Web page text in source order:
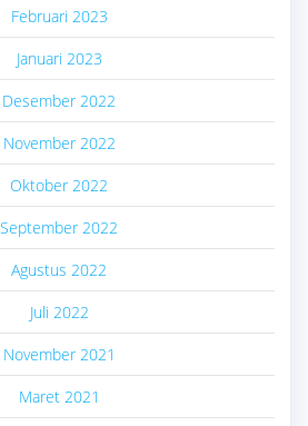
Februari 2023
Januari 2023
Desember 2022
November 2022
Oktober 2022
September 2022
Agustus 2022
Juli 2022
November 2021
Maret 2021